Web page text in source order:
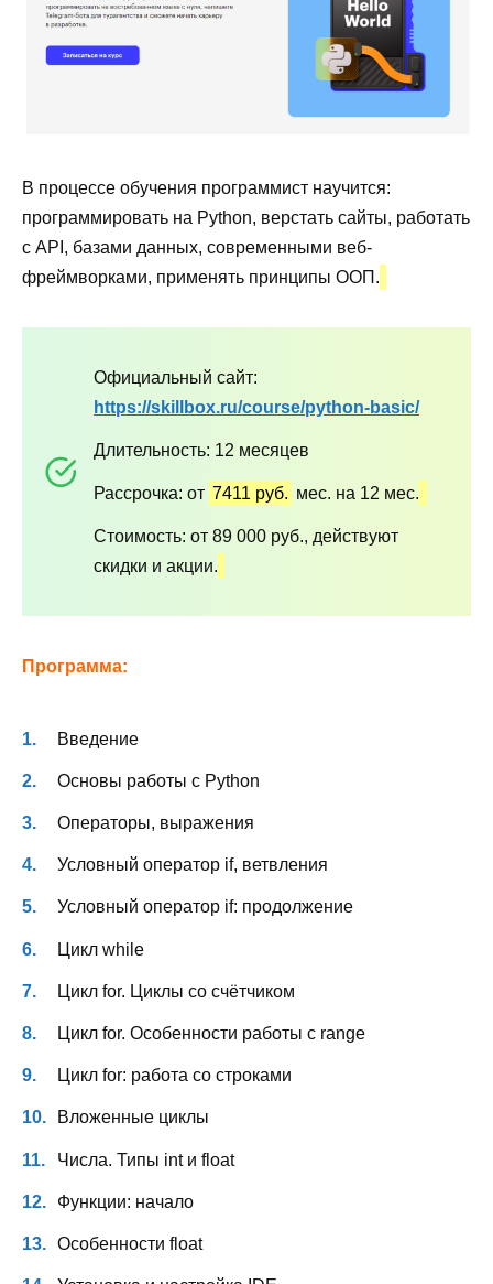
В процессе обучения программист научится:
программировать на Python, верстать сайты, работать
с API, базами данных, современными веб-
фреймворками, применять принципы ООП.
Официальный сайт:
https://skillbox.ru/course/python-basic/
Длительность: 12 месяцев
Рассрочка: от 7411 руб. мес. на 12 мес.
Стоимость: от 89 000 руб., действуют
скидки и акции.
Программа:
Введение
Основы работы с Python
Операторы, выражения
Условный оператор if, ветвления
Условный оператор if: продолжение
Цикл while
Цикл for. Циклы со счётчиком
Цикл for. Особенности работы с range
Цикл for: работа со строками
Вложенные циклы
Числа. Типы int и float
Функции: начало
Особенности float